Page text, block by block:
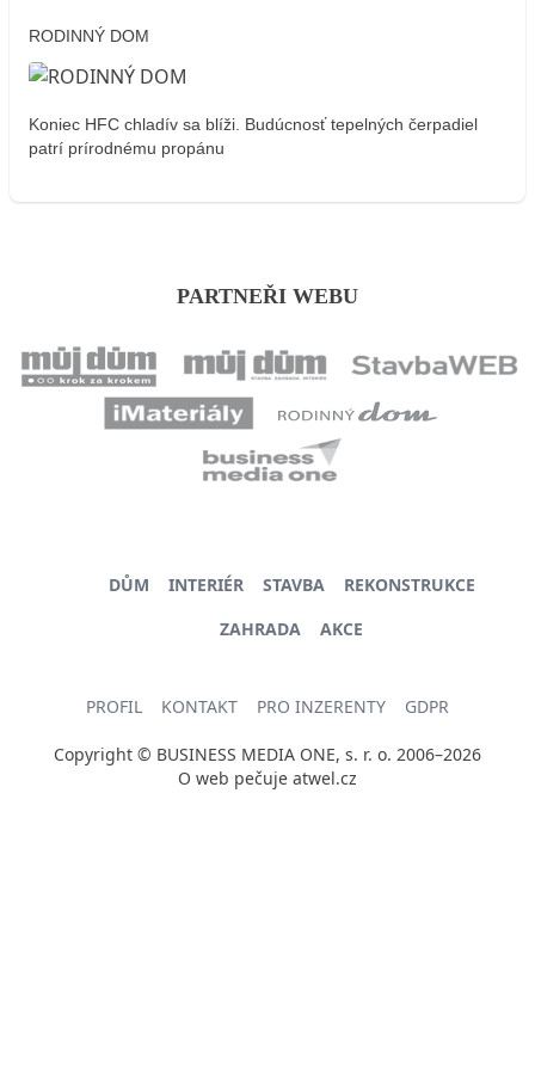
RODINNÝ DOM
Koniec HFC chladív sa blíži. Budúcnosť tepelných čerpadiel
patrí prírodnému propánu
PARTNEŘI WEBU
DŮM INTERIÉR STAVBA
REKONSTRUKCE
ZAHRADA
AKCE
PROFIL KONTAKT PRO INZERENTY GDPR
Copyright © BUSINESS MEDIA ONE, s. r. o. 2006–2026